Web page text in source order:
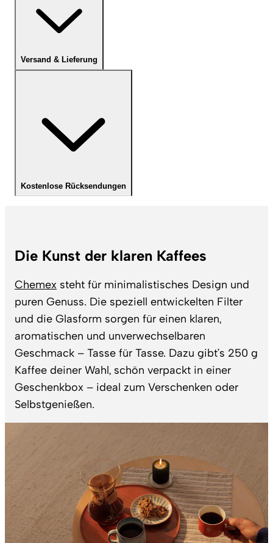
Versand & Lieferung
Kostenlose Rücksendungen
Die Kunst der klaren Kaffees
Chemex steht für minimalistisches Design und
puren Genuss. Die speziell entwickelten Filter
und die Glasform sorgen für einen klaren,
aromatischen und unverwechselbaren
Geschmack – Tasse für Tasse. Dazu gibt’s 250 g
Kaffee deiner Wahl, schön verpackt in einer
Geschenkbox – ideal zum Verschenken oder
Selbstgenießen.